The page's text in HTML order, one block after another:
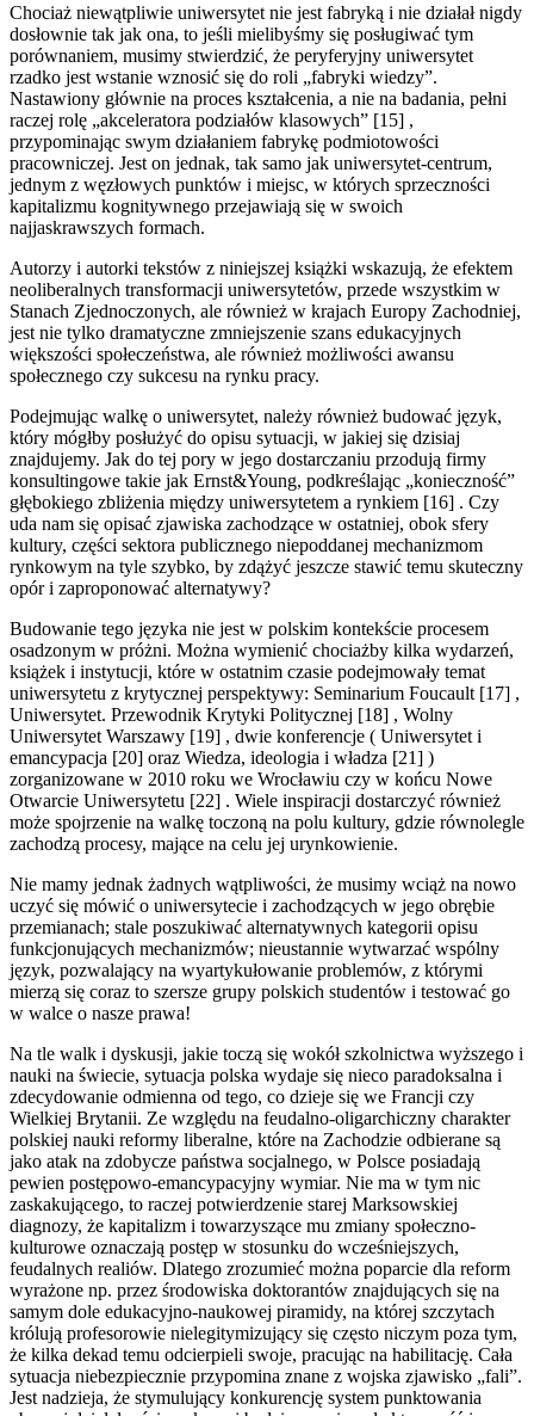
Chociaż niewątpliwie uniwersytet nie jest fabryką i nie działał nigdy
dosłownie tak jak ona, to jeśli mielibyśmy się posługiwać tym
porównaniem, musimy stwierdzić, że peryferyjny uniwersytet
rzadko jest wstanie wznosić się do roli „fabryki wiedzy”.
Nastawiony głównie na proces kształcenia, a nie na badania, pełni
raczej rolę „akceleratora podziałów klasowych” [15] ,
przypominając swym działaniem fabrykę podmiotowości
pracowniczej. Jest on jednak, tak samo jak uniwersytet-centrum,
jednym z węzłowych punktów i miejsc, w których sprzeczności
kapitalizmu kognitywnego przejawiają się w swoich
najjaskrawszych formach.
Autorzy i autorki tekstów z niniejszej książki wskazują, że efektem
neoliberalnych transformacji uniwersytetów, przede wszystkim w
Stanach Zjednoczonych, ale również w krajach Europy Zachodniej,
jest nie tylko dramatyczne zmniejszenie szans edukacyjnych
większości społeczeństwa, ale również możliwości awansu
społecznego czy sukcesu na rynku pracy.
Podejmując walkę o uniwersytet, należy również budować język,
który mógłby posłużyć do opisu sytuacji, w jakiej się dzisiaj
znajdujemy. Jak do tej pory w jego dostarczaniu przodują firmy
konsultingowe takie jak Ernst&Young, podkreślając „konieczność”
głębokiego zbliżenia między uniwersytetem a rynkiem [16] . Czy
uda nam się opisać zjawiska zachodzące w ostatniej, obok sfery
kultury, części sektora publicznego niepoddanej mechanizmom
rynkowym na tyle szybko, by zdążyć jeszcze stawić temu skuteczny
opór i zaproponować alternatywy?
Budowanie tego języka nie jest w polskim kontekście procesem
osadzonym w próżni. Można wymienić chociażby kilka wydarzeń,
książek i instytucji, które w ostatnim czasie podejmowały temat
uniwersytetu z krytycznej perspektywy: Seminarium Foucault [17] ,
Uniwersytet. Przewodnik Krytyki Politycznej [18] , Wolny
Uniwersytet Warszawy [19] , dwie konferencje ( Uniwersytet i
emancypacja [20] oraz Wiedza, ideologia i władza [21] )
zorganizowane w 2010 roku we Wrocławiu czy w końcu Nowe
Otwarcie Uniwersytetu [22] . Wiele inspiracji dostarczyć również
może spojrzenie na walkę toczoną na polu kultury, gdzie równolegle
zachodzą procesy, mające na celu jej urynkowienie.
Nie mamy jednak żadnych wątpliwości, że musimy wciąż na nowo
uczyć się mówić o uniwersytecie i zachodzących w jego obrębie
przemianach; stale poszukiwać alternatywnych kategorii opisu
funkcjonujących mechanizmów; nieustannie wytwarzać wspólny
język, pozwalający na wyartykułowanie problemów, z którymi
mierzą się coraz to szersze grupy polskich studentów i testować go
w walce o nasze prawa!
Na tle walk i dyskusji, jakie toczą się wokół szkolnictwa wyższego i
nauki na świecie, sytuacja polska wydaje się nieco paradoksalna i
zdecydowanie odmienna od tego, co dzieje się we Francji czy
Wielkiej Brytanii. Ze względu na feudalno-oligarchiczny charakter
polskiej nauki reformy liberalne, które na Zachodzie odbierane są
jako atak na zdobycze państwa socjalnego, w Polsce posiadają
pewien postępowo-emancypacyjny wymiar. Nie ma w tym nic
zaskakującego, to raczej potwierdzenie starej Marksowskiej
diagnozy, że kapitalizm i towarzyszące mu zmiany społeczno-
kulturowe oznaczają postęp w stosunku do wcześniejszych,
feudalnych realiów. Dlatego zrozumieć można poparcie dla reform
wyrażone np. przez środowiska doktorantów znajdujących się na
samym dole edukacyjno-naukowej piramidy, na której szczytach
królują profesorowie nielegitymizujący się często niczym poza tym,
że kilka dekad temu odcierpieli swoje, pracując na habilitację. Cała
sytuacja niebezpiecznie przypomina znane z wojska zjawisko „fali”.
Jest nadzieja, że stymulujący konkurencję system punktowania